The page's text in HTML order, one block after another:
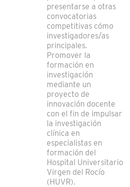
presentarse a otras
convocatorias
competitivas cómo
investigadores/as
principales.
Promover la
formación en
investigación
mediante un
proyecto de
innovación docente
con el fin de impulsar
la investigación
clínica en
especialistas en
formación del
Hospital Universitario
Virgen del Rocío
(HUVR).